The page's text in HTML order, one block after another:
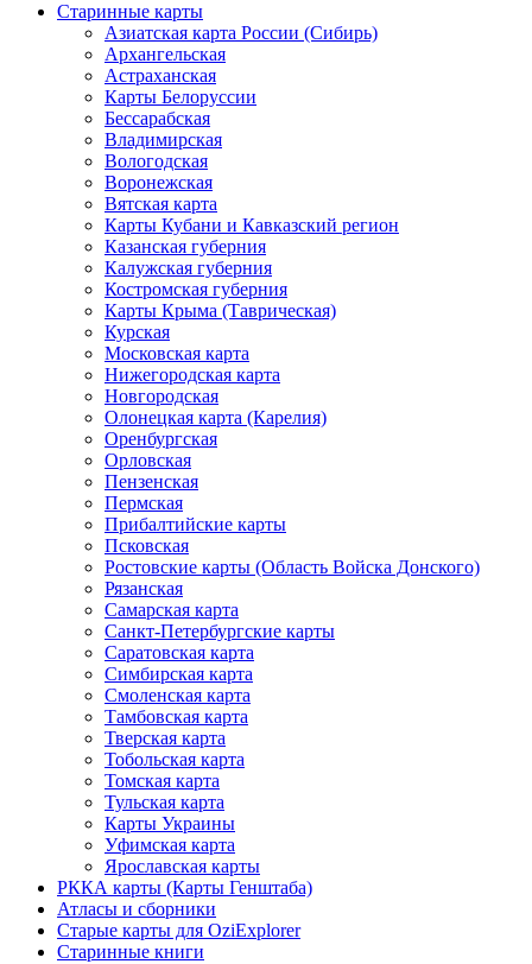
Старинные карты
Азиатская карта России (Сибирь)
Архангельская
Астраханская
Карты Белоруссии
Бессарабская
Владимирская
Вологодская
Воронежская
Вятская карта
Карты Кубани и Кавказский регион
Казанская губерния
Калужская губерния
Костромская губерния
Карты Крыма (Таврическая)
Курская
Московская карта
Нижегородская карта
Новгородская
Олонецкая карта (Карелия)
Оренбургская
Орловская
Пензенская
Пермская
Прибалтийские карты
Псковская
Ростовские карты (Область Войска Донского)
Рязанская
Самарская карта
Санкт-Петербургские карты
Саратовская карта
Симбирская карта
Смоленская карта
Тамбовская карта
Тверская карта
Тобольская карта
Томская карта
Тульская карта
Карты Украины
Уфимская карта
Ярославская карты
РККА карты (Карты Генштаба)
Атласы и сборники
Старые карты для OziExplorer
Старинные книги